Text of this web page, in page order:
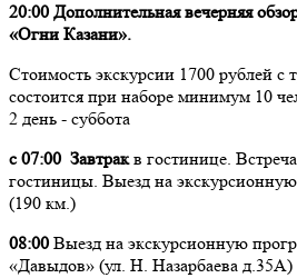
20:00 Дополнительная вечерняя
«Огни Казани».
Стоимость экскурсии 1700 рублей с
состоится при наборе минимум 10
2 день - суббота
с 07:00 Завтракв гостинице.
гостиницы. Выезд на
(190 км.)
08:00 Выезд на экскурсионную
«Давыдов» (ул. Н. Назарбаева д.35А)